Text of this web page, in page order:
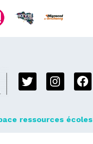
ressources écoles